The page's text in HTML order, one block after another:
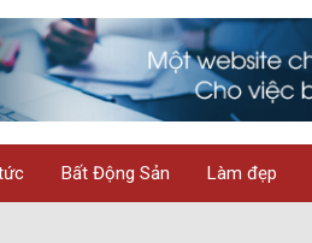
Bất Động Sản Làm đẹp